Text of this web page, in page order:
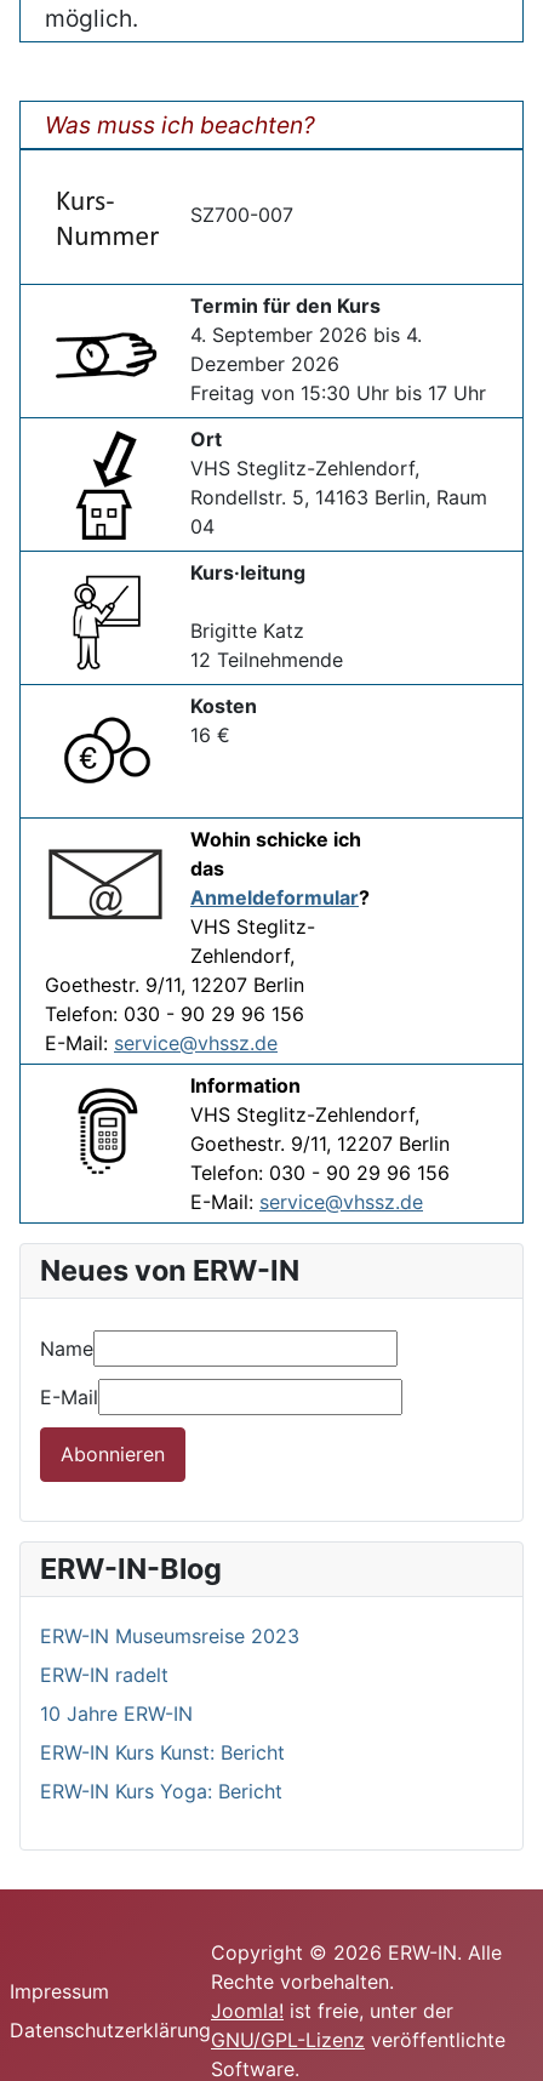
Neues von ERW-IN
Name
E-Mail
Abonnieren
ERW-IN-Blog
ERW-IN Museumsreise 2023
ERW-IN radelt
10 Jahre ERW-IN
ERW-IN Kurs Kunst: Bericht
ERW-IN Kurs Yoga: Bericht
möglich.
Was muss ich beachten?
SZ700-007
Termin für den Kurs
4. September 2026 bis 4.
Dezember 2026
Freitag von 15:30 Uhr bis 17 Uhr
Ort
VHS Steglitz-Zehlendorf,
Rondellstr. 5, 14163 Berlin, Raum
04
Kurs·leitung
Brigitte Katz
12 Teilnehmende
Kosten
16 €
Wohin schicke ich
das
Anmeldeformular?
VHS Steglitz-
Zehlendorf,
Goethestr. 9/11, 12207 Berlin
Telefon: 030 - 90 29 96 156
E-Mail: service@vhssz.de
Information
VHS Steglitz-Zehlendorf,
Goethestr. 9/11, 12207 Berlin
Telefon: 030 - 90 29 96 156
E-Mail: service@vhssz.de
Impressum
Datenschutzerklärung
Copyright © 2026 ERW-IN. Alle
Rechte vorbehalten.
Joomla! ist freie, unter der
GNU/GPL-Lizenz veröffentlichte
Software.